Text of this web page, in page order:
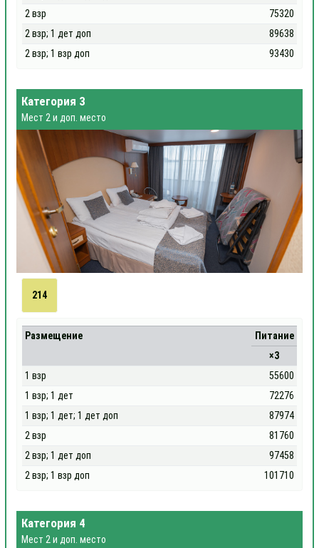
2 взр
75320
2 взр; 1 дет доп
89638
2 взр; 1 взр доп
93430
Категория 3
Мест 2 и доп. место
214
Размещение
Питание
×3
1 взр
55600
1 взр; 1 дет
72276
1 взр; 1 дет; 1 дет доп
87974
2 взр
81760
2 взр; 1 дет доп
97458
2 взр; 1 взр доп
101710
Категория 4
Мест 2 и доп. место